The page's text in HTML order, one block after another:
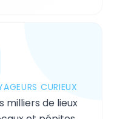
CURIEUX
milliers de lieux